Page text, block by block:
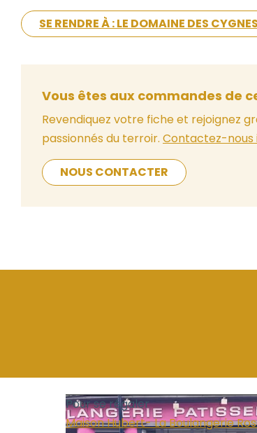
SE RENDRE À : LE DOMAINE DES CYGNES
Vous êtes aux commandes de
Revendiquez votre fiche et rejoignez
passionnés du terroir. Contactez-nous
NOUS CONTACTER
Pour se régaler
Maison Hubert- La Boulangerie